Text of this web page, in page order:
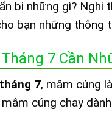
bị những gì?
bạn những thông
7 Cần
7, mâm cúng
cúng chay